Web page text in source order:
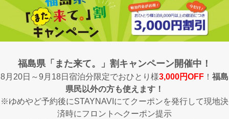
福島県「また来て。」割キャンペーン開催中！
8月20日～9月18日宿泊分限定でおひとり様3,000円OFF ！ 福島
県民以外の方も使えます！
※ゆめやど予約後にSTAYNAVIにてクーポンを発行して現地決
済時にフロントへクーポン提示